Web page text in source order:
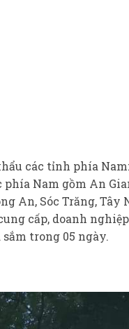
các tỉnh phía
Nam gồm An
An, Sóc Trăng, Tây
cấp, doanh
trong 05 ngày.